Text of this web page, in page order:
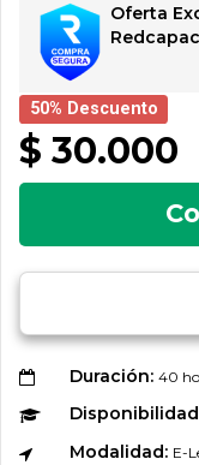
Oferta
50% Descuento
$ 30.000
Duración: 40
Modalidad: E-